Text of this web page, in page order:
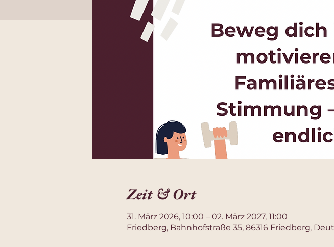
Zeit & Ort
31. März 2026, 10:00 – 02. März 2027, 11:00
Friedberg, Bahnhofstraße 35, 86316 Friedberg,